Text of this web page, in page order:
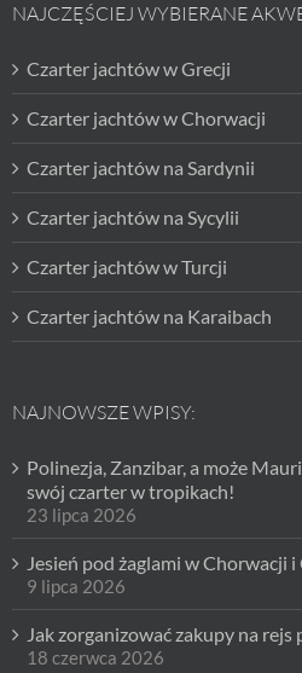
NAJCZĘŚCIEJ WYBIERANE
Czarter jachtów w Grecji
Czarter jachtów w Chorwacji
Czarter jachtów na Sardynii
Czarter jachtów na Sycylii
Czarter jachtów w Turcji
Czarter jachtów na Karaibach
NAJNOWSZE WPISY:
Polinezja, Zanzibar, a może
swój czarter w tropikach!
23 lipca 2026
Jesień pod żaglami w Chorwacji
9 lipca 2026
Jak zorganizować zakupy na
18 czerwca 2026